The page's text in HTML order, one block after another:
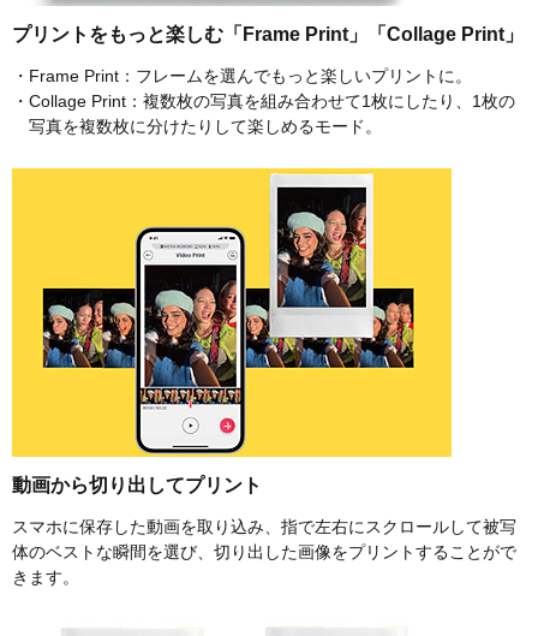
プリントをもっと楽しむ「Frame Print」「Collage Print」
・Frame Print：フレームを選んでもっと楽しいプリントに。
・Collage Print：複数枚の写真を組み合わせて1枚にしたり、1枚の
写真を複数枚に分けたりして楽しめるモード。
動画から切り出してプリント
スマホに保存した動画を取り込み、指で左右にスクロールして被写
体のベストな瞬間を選び、切り出した画像をプリントすることがで
きます。